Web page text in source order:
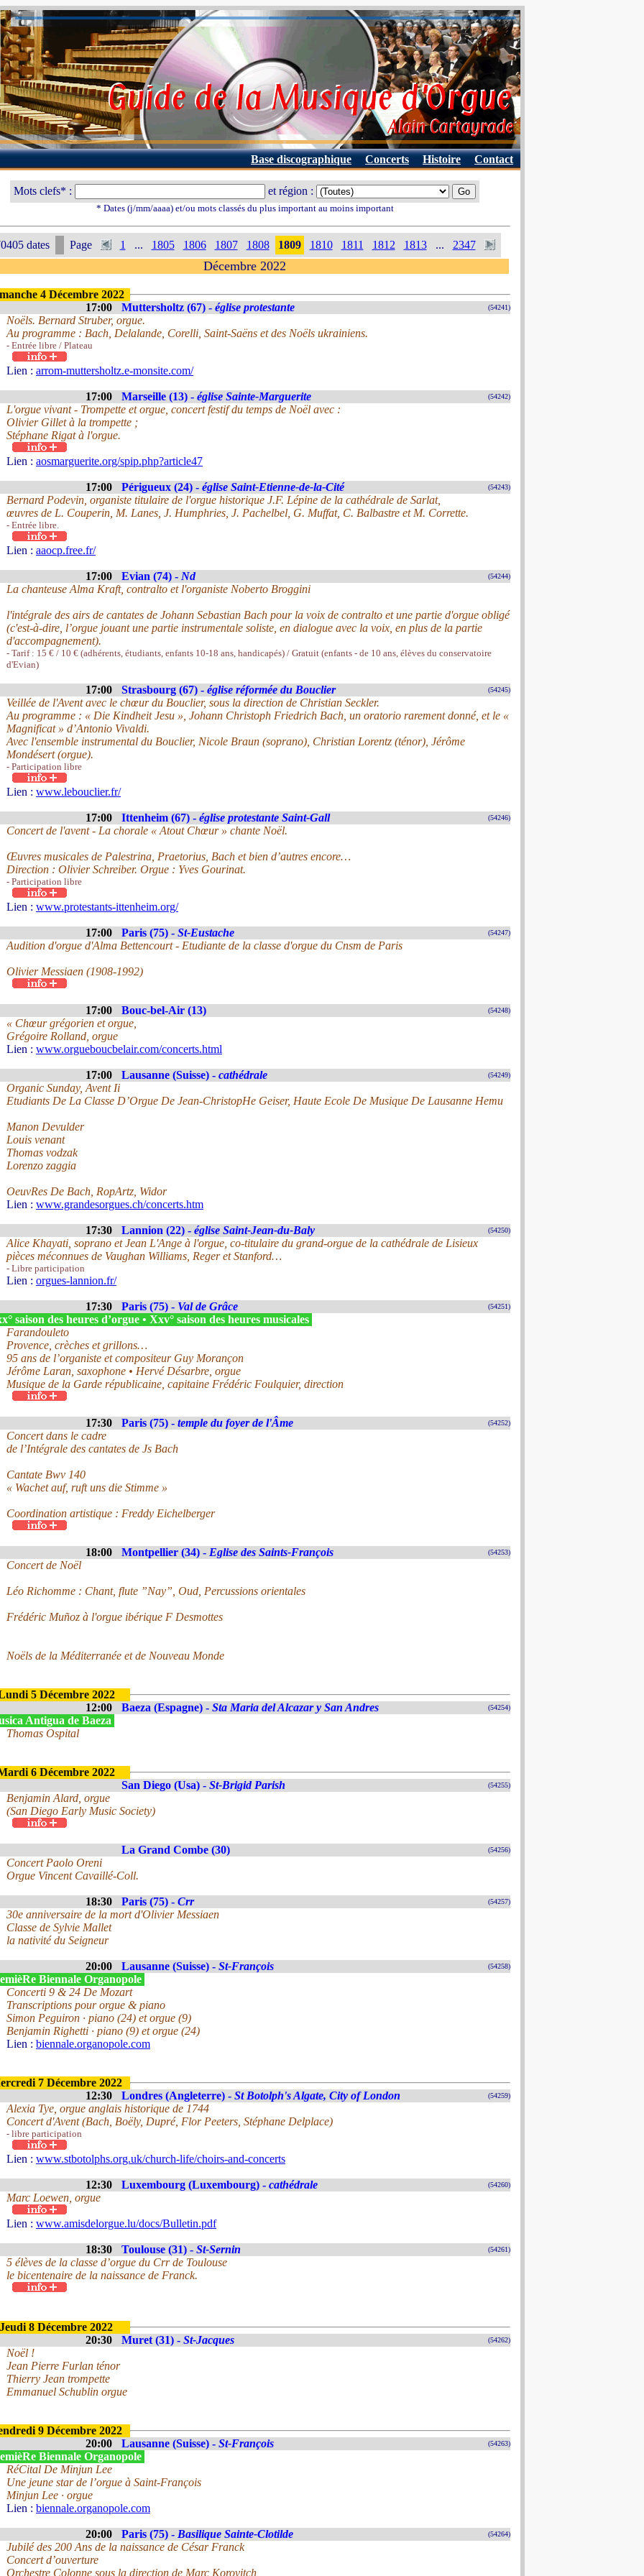
Base discographique Concerts Histoire Contact
Mots clefs* : et région :
* Dates (j/mm/aaaa) et/ou mots classés du plus important au moins important
dates Page 1 ... 1805 1806 1807 1808 1809 1810 1811 1812 1813 ... 2347
Décembre 2022
4 Décembre 2022
17:00
Muttersholtz (67) - église protestante (54241)
Noëls. Bernard Struber, orgue.
Au programme : Bach, Delalande, Corelli, Saint-Saëns et des Noëls ukrainiens.
- Entrée libre / Plateau
Lien : arrom-muttersholtz.e-monsite.com/
17:00 Marseille (13) - église Sainte-Marguerite (54242)
L'orgue vivant - Trompette et orgue, concert festif du temps de Noël avec :
Olivier Gillet à la trompette ;
Stéphane Rigat à l'orgue.
Lien : aosmarguerite.org/spip.php?article47
17:00 Périgueux (24) - église Saint-Etienne-de-la-Cité (54243)
Bernard Podevin, organiste titulaire de l'orgue historique J.F. Lépine de la cathédrale de Sarlat,
œuvres de L. Couperin, M. Lanes, J. Humphries, J. Pachelbel, G. Muffat, C. Balbastre et M. Corrette.
- Entrée libre.
Lien : aaocp.free.fr/
17:00 Evian (74) - Nd (54244)
La chanteuse Alma Kraft, contralto et l'organiste Noberto Broggini
l'intégrale des airs de cantates de Johann Sebastian Bach pour la voix de contralto et une partie d'orgue obligé
(c'est-à-dire, l’orgue jouant une partie instrumentale soliste, en dialogue avec la voix, en plus de la partie
d'accompagnement).
- Tarif : 15 € / 10 € (adhérents, étudiants, enfants 10-18 ans, handicapés) / Gratuit (enfants - de 10 ans, élèves du conservatoire
d'Evian)
17:00 Strasbourg (67) - église réformée du Bouclier (54245)
Veillée de l'Avent avec le chœur du Bouclier, sous la direction de Christian Seckler.
Au programme : « Die Kindheit Jesu », Johann Christoph Friedrich Bach, un oratorio rarement donné, et le «
Magnificat » d’Antonio Vivaldi.
Avec l'ensemble instrumental du Bouclier, Nicole Braun (soprano), Christian Lorentz (ténor), Jérôme
Mondésert (orgue).
- Participation libre
Lien : www.lebouclier.fr/
17:00 Ittenheim (67) - église protestante Saint-Gall (54246)
Concert de l'avent - La chorale « Atout Chœur » chante Noël.
Œuvres musicales de Palestrina, Praetorius, Bach et bien d’autres encore…
Direction : Olivier Schreiber. Orgue : Yves Gourinat.
- Participation libre
Lien : www.protestants-ittenheim.org/
17:00 Paris (75) - St-Eustache (54247)
Audition d'orgue d'Alma Bettencourt - Etudiante de la classe d'orgue du Cnsm de Paris
Olivier Messiaen (1908-1992)
17:00 Bouc-bel-Air (13) (54248)
« Chœur grégorien et orgue,
Grégoire Rolland, orgue
Lien : www.orgueboucbelair.com/concerts.html
17:00 Lausanne (Suisse) - cathédrale (54249)
Organic Sunday, Avent Ii
Etudiants De La Classe D’Orgue De Jean-ChristopHe Geiser, Haute Ecole De Musique De Lausanne Hemu
Manon Devulder
Louis venant
Thomas vodzak
Lorenzo zaggia
OeuvRes De Bach, RopArtz, Widor
Lien : www.grandesorgues.ch/concerts.htm
17:30 Lannion (22) - église Saint-Jean-du-Baly (54250)
Alice Khayati, soprano et Jean L'Ange à l'orgue, co-titulaire du grand-orgue de la cathédrale de Lisieux
pièces méconnues de Vaughan Williams, Reger et Stanford…
- Libre participation
Lien : orgues-lannion.fr/
17:30 Paris (75) - Val de Grâce (54251)
saison des heures d’orgue • Xxv° saison des heures musicales
Farandouleto
Provence, crèches et grillons…
95 ans de l’organiste et compositeur Guy Morançon
Jérôme Laran, saxophone • Hervé Désarbre, orgue
Musique de la Garde républicaine, capitaine Frédéric Foulquier, direction
17:30 Paris (75) - temple du foyer de l'Âme (54252)
Concert dans le cadre
de l’Intégrale des cantates de Js Bach
Cantate Bwv 140
« Wachet auf, ruft uns die Stimme »
Coordination artistique : Freddy Eichelberger
18:00 Montpellier (34) - Eglise des Saints-François (54253)
Concert de Noël
Léo Richomme : Chant, flute ”Nay”, Oud, Percussions orientales
Frédéric Muñoz à l'orgue ibérique F Desmottes
Noëls de la Méditerranée et de Nouveau Monde
5 Décembre 2022
12:00
Baeza (Espagne) - Sta Maria del Alcazar y San Andres (54254)
Antigua de Baeza
Thomas Ospital
6 Décembre 2022
San Diego (Usa) - St-Brigid Parish (54255)
Benjamin Alard, orgue
(San Diego Early Music Society)
La Grand Combe (30) (54256)
Concert Paolo Oreni
Orgue Vincent Cavaillé-Coll.
18:30 Paris (75) - Crr (54257)
30e anniversaire de la mort d'Olivier Messiaen
Classe de Sylvie Mallet
la nativité du Seigneur
20:00 Lausanne (Suisse) - St-François (54258)
Biennale Organopole
Concerti 9 & 24 De Mozart
Transcriptions pour orgue & piano
Simon Peguiron · piano (24) et orgue (9)
Benjamin Righetti · piano (9) et orgue (24)
Lien : biennale.organopole.com
7 Décembre 2022
12:30
Londres (Angleterre) - St Botolph's Algate, City of London (54259)
Alexia Tye, orgue anglais historique de 1744
Concert d'Avent (Bach, Boëly, Dupré, Flor Peeters, Stéphane Delplace)
- libre participation
Lien : www.stbotolphs.org.uk/church-life/choirs-and-concerts
12:30 Luxembourg (Luxembourg) - cathédrale (54260)
Marc Loewen, orgue
Lien : www.amisdelorgue.lu/docs/Bulletin.pdf
18:30 Toulouse (31) - St-Sernin (54261)
5 élèves de la classe d’orgue du Crr de Toulouse
le bicentenaire de la naissance de Franck.
Jeudi 8 Décembre 2022
20:30
Muret (31) - St-Jacques (54262)
Noël !
Jean Pierre Furlan ténor
Thierry Jean trompette
Emmanuel Schublin orgue
9 Décembre 2022
20:00
Lausanne (Suisse) - St-François (54263)
Biennale Organopole
RéCital De Minjun Lee
Une jeune star de l’orgue à Saint-François
Minjun Lee · orgue
Lien : biennale.organopole.com
20:00 Paris (75) - Basilique Sainte-Clotilde (54264)
Jubilé des 200 Ans de la naissance de César Franck
Concert d’ouverture
Orchestre Colonne sous la direction de Marc Korovitch